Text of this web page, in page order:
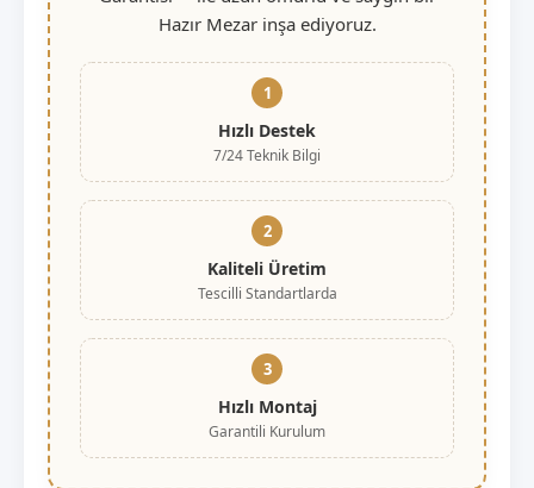
Hazır Mezar inşa ediyoruz.
1
Hızlı Destek
7/24 Teknik Bilgi
2
Kaliteli Üretim
Tescilli Standartlarda
3
Hızlı Montaj
Garantili Kurulum